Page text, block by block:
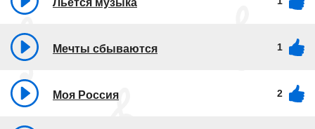
Мечты сбываются 1
Моя Россия 2